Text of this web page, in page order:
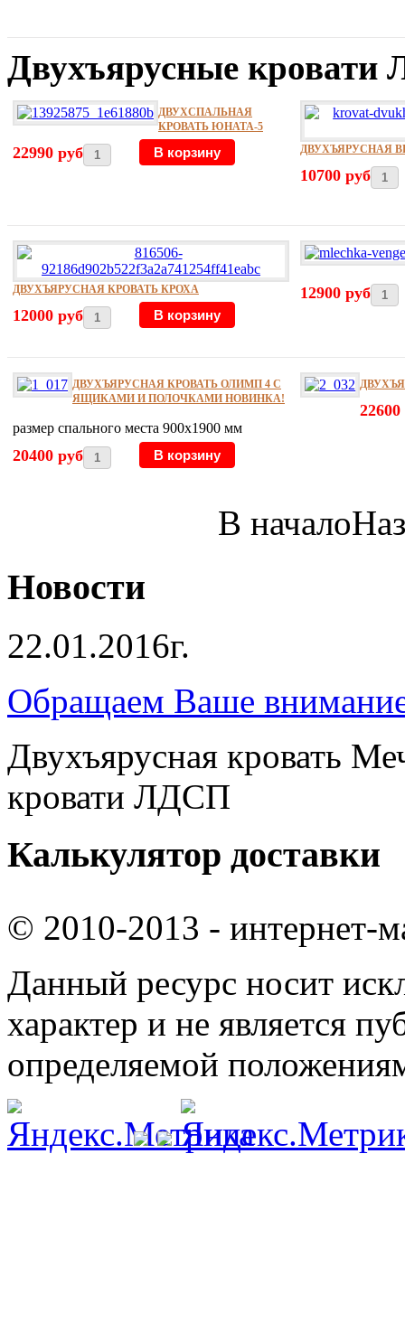
Двухъярусные
ДВУХСПАЛЬНАЯ
КРОВАТЬ ЮНАТА-5
22990 руб ДВУХЪЯРУСНАЯ
10700 руб
ДВУХЪЯРУСНАЯ КРОВАТЬ КРОХА
12000 руб
12900 руб
ДВУХЪЯРУСНАЯ КРОВАТЬ ОЛИМП 4 С
ЯЩИКАМИ И ПОЛОЧКАМИ НОВИНКА!
размер спального места 900х1900 мм
20400 руб
22600
В начало
Новости
22.01.2016г.
Обращаем Ваше
Двухъярусная кровать
кровати ЛДСП
Калькулятор доставки
© 2010-2013 - интернет-
Данный ресурс носит
характер и не является
определяемой